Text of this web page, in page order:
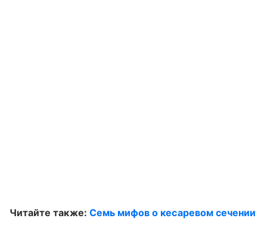
Читайте также: Семь мифов о кесаревом сечении